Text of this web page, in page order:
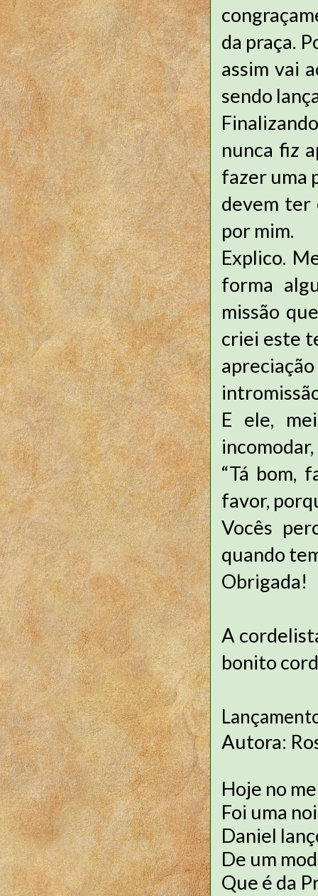
da praça.
assim vai
sendo
nunca fiz
fazer uma
devem ter
por mim.
Explico.
forma
missão
criei este
E ele,
incomodar,
“Tá bom,
favor,
Vocês
quando
Obrigada!
A
bonito
Autora:
Hoje no
Foi uma
Daniel
De um
Que é da